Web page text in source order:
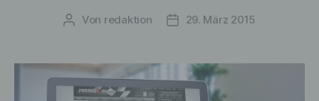
Beitragsautor
Von redaktion Veröffentlichungsdatum
29. März 2015